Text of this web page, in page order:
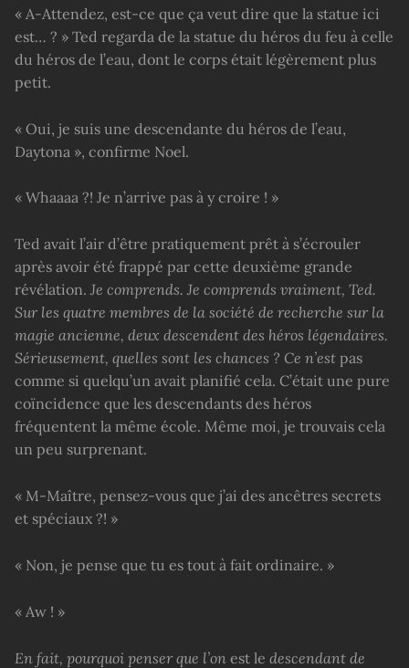
« A-Attendez, est-ce que ça veut dire que la statue ici
est… ? » Ted regarda de la statue du héros du feu à celle
du héros de l’eau, dont le corps était légèrement plus
petit.
« Oui, je suis une descendante du héros de l’eau,
Daytona », confirme Noel.
« Whaaaa ?! Je n’arrive pas à y croire ! »
Ted avait l’air d’être pratiquement prêt à s’écrouler
après avoir été frappé par cette deuxième grande
révélation. Je comprends. Je comprends vraiment, Ted.
Sur les quatre membres de la société de recherche sur la
magie ancienne, deux descendent des héros légendaires.
Sérieusement, quelles sont les chances ? Ce n’est pas
comme si quelqu’un avait planifié cela. C’était une pure
coïncidence que les descendants des héros
fréquentent la même école. Même moi, je trouvais cela
un peu surprenant.
« M-Maître, pensez-vous que j’ai des ancêtres secrets
et spéciaux ?! »
« Non, je pense que tu es tout à fait ordinaire. »
« Aw ! »
En fait, pourquoi penser que l’on est le descendant de